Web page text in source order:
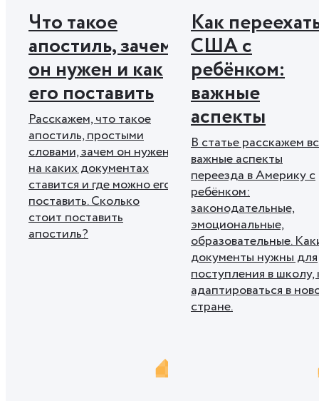
Что такое
апостиль, зачем
он нужен и как
его поставить
Расскажем, что такое
апостиль, простыми
словами, зачем он нужен,
на каких документах
ставится и где можно его
поставить. Сколько
стоит поставить
апостиль?
Как
США с
ребёнком:
важные
аспекты
В статье расскажем
важные аспекты
переезда в Америку с
ребёнком:
законодательные,
эмоциональные,
образовательные.
документы нужны для
поступления в школу,
адаптироваться в
стране.